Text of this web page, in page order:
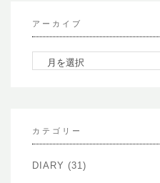
アーカイブ
カテゴリー
DIARY (31)